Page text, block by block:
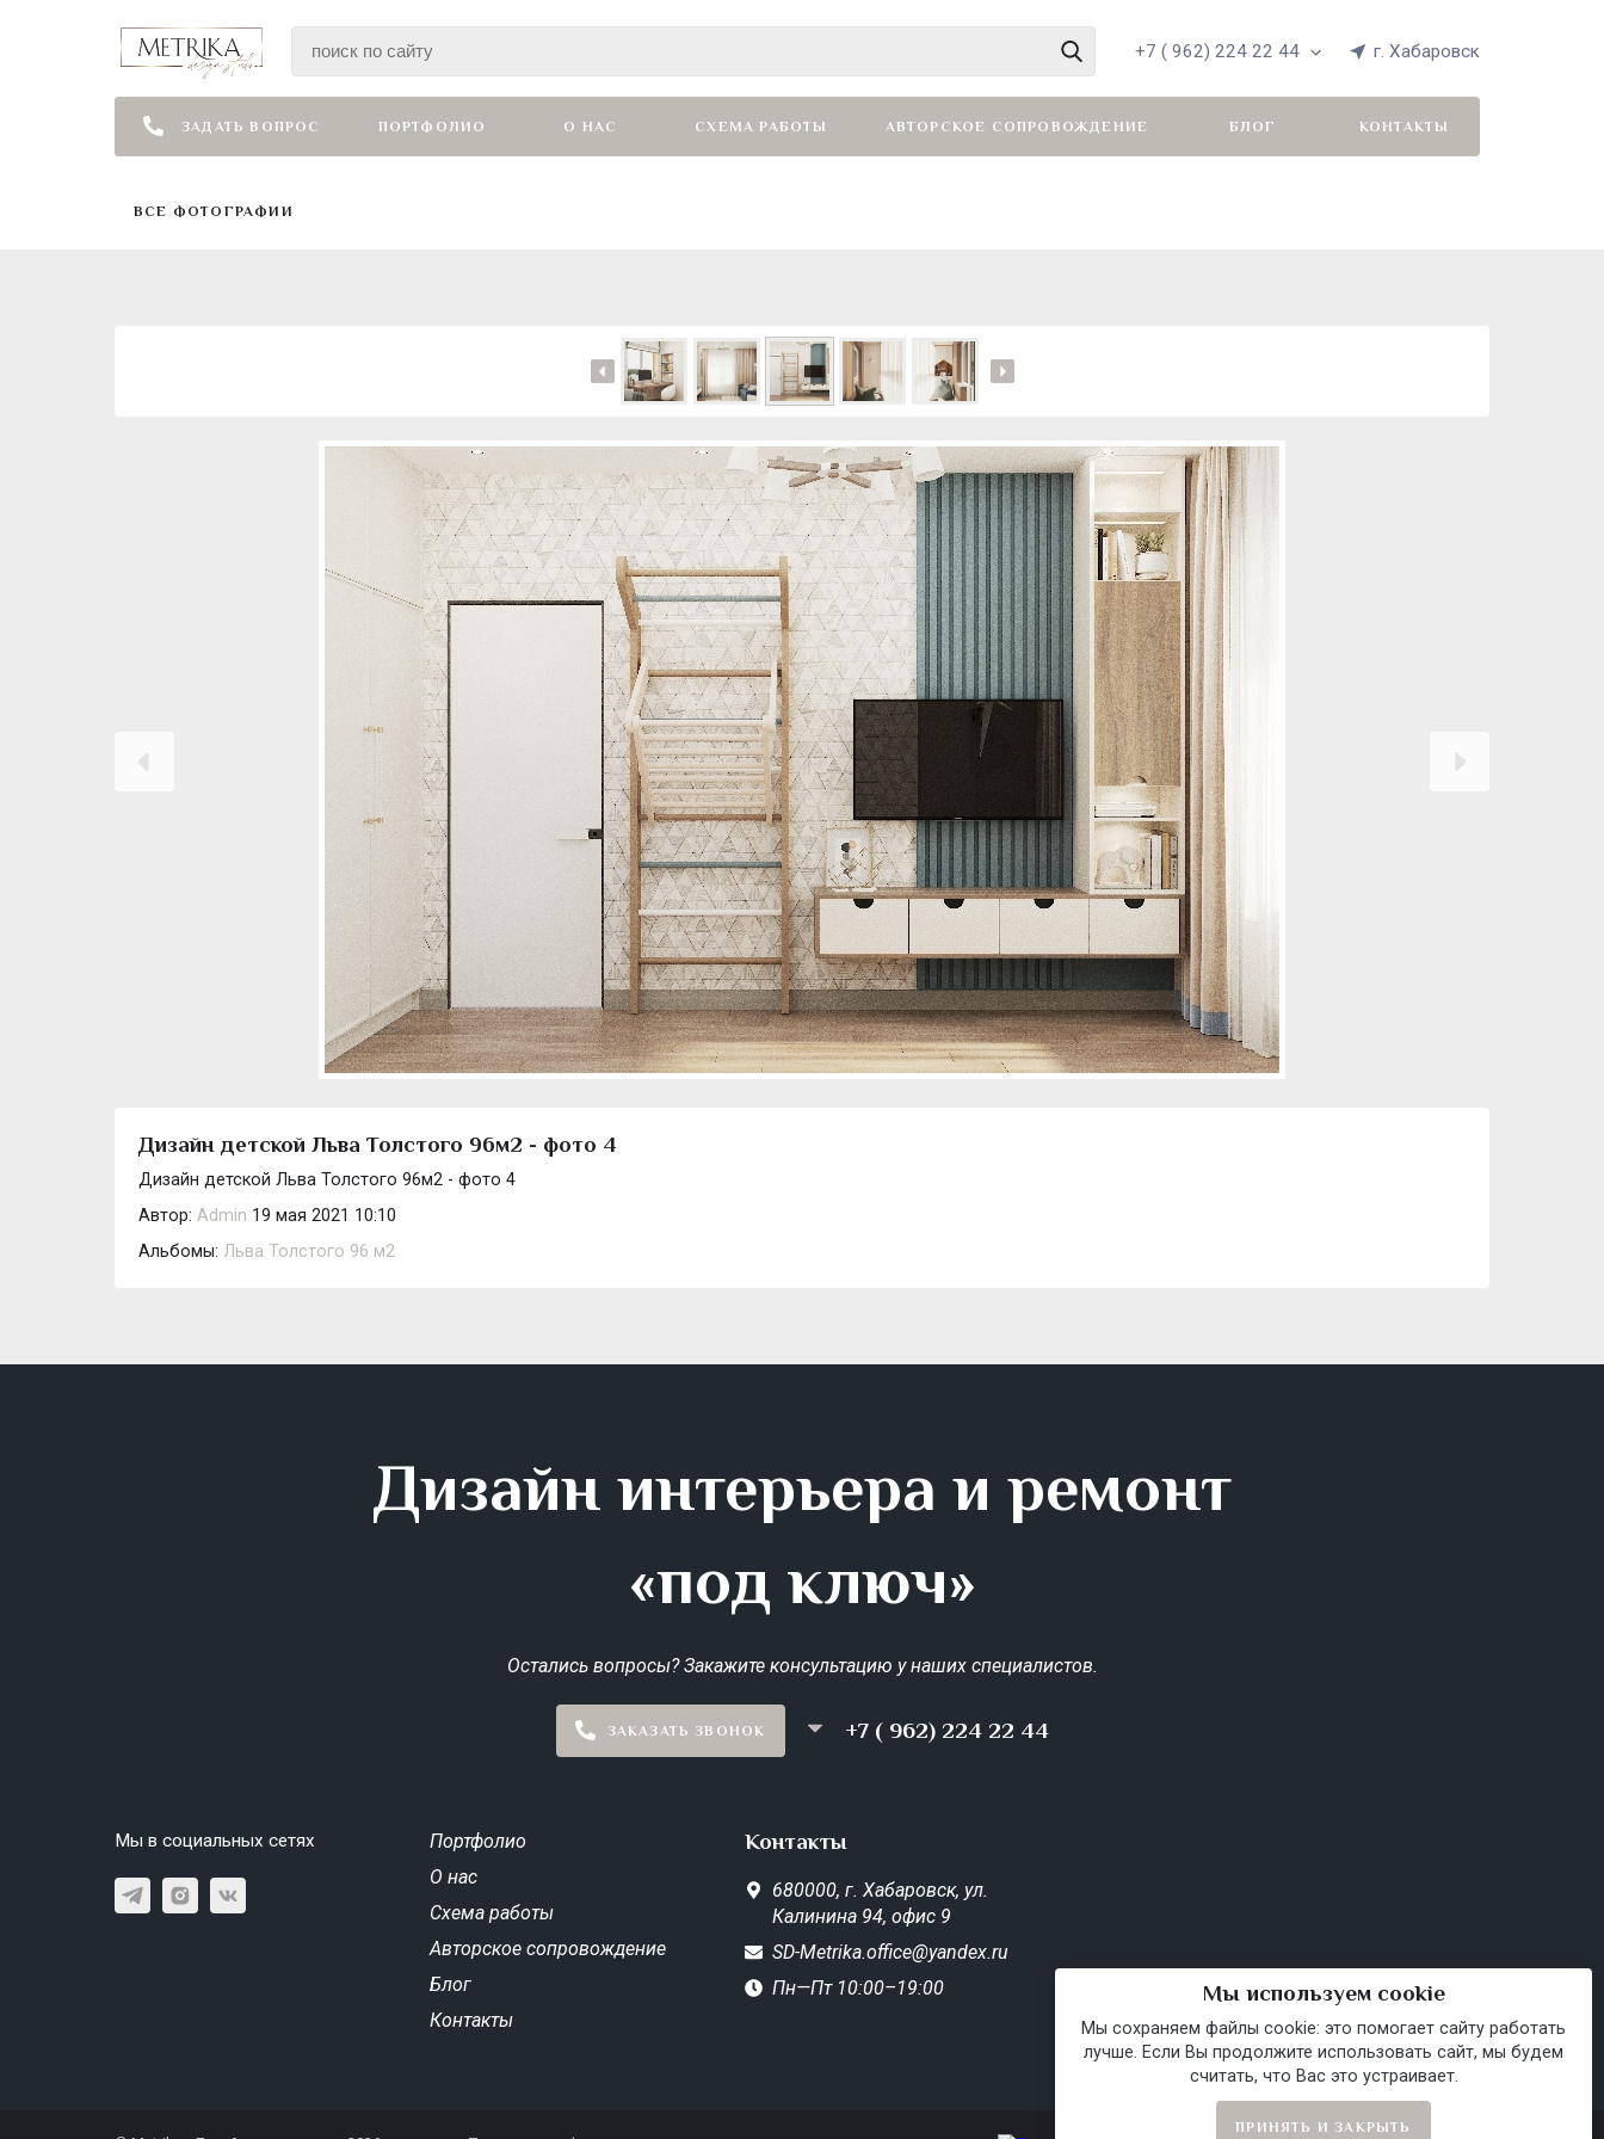
+7 ( 962) 224 22 44 г. Хабаровск
ЗАДАТЬ ВОПРОС ПОРТФОЛИО О НАС СХЕМА РАБОТЫ АВТОРСКОЕ СОПРОВОЖДЕНИЕ БЛОГ КОНТАКТЫ
ВСЕ ФОТОГРАФИИ
Дизайн детской Льва Толстого 96м2 - фото 4
Дизайн детской Льва Толстого 96м2 - фото 4
Автор: Admin 19 мая 2021 10:10
Альбомы: Льва Толстого 96 м2
Дизайн интерьера и ремонт
«под ключ»
Остались вопросы? Закажите консультацию у наших специалистов.
ЗАКАЗАТЬ ЗВОНОК +7 ( 962) 224 22 44
Мы в социальных сетях
Портфолио
О нас
Схема работы
Авторское сопровождение
Блог
Контакты
Контакты
680000, г. Хабаровск, ул.
Калинина 94, офис 9
SD-Metrika.office@yandex.ru
Пн—Пт 10:00–19:00
Мы используем cookie
Мы сохраняем файлы cookie: это помогает сайту работать
лучше. Если Вы продолжите использовать сайт, мы будем
считать, что Вас это устраивает.
ПРИНЯТЬ И ЗАКРЫТЬ